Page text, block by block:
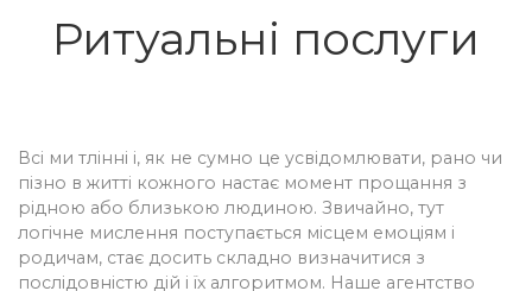
Ритуальні послуги
Всі ми тлінні і, як не сумно це усвідомлювати, рано чи
пізно в житті кожного настає момент прощання з
рідною або близькою людиною. Звичайно, тут
логічне мислення поступається місцем емоціям і
родичам, стає досить складно визначитися з
послідовністю дій і їх алгоритмом. Наше агентство